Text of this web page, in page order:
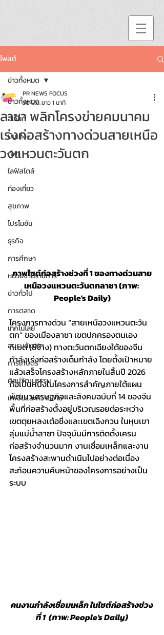
โพสต์
ข่าวทั้งหมด
อีเว้นท์
บันเทิง
กีฬา
ไลฟ์สไตล์
ท่องเที่ยว
สุขภาพ
โปรโมชัน
ธุรกิจ
การศึกษา
หน่วยงานราชการ
ข่าวทั่วไป
การตลาด
เทคโนโลยี
อบรมสัมมนา
การเกษตร
ศิลปวัฒนธรรม
แฟชั่นและความงาม
ข่าวทั้งหมด
ลาซา พลิกโครงข่ายคมนาคม
เร่งก่อสร้างทางด่วนสายเหนือ
วงแหวนตะวันตก
PR NEWS FOCUS
30 มิ.ย.ยาว 1 นาที
ภาพไซต์ก่อสร้างช่วงที่ 1 ของทางด่วนสาย
เหนือวงแหวนตะวันตกลาซา (ภาพ:
People's Daily)
โครงการทางด่วน “สายเหนือวงแหวนตะวัน
ตก” ของเมืองลาซา เขตปกครองตนเอง
ทิเบต (ซีจ้าง) ทางตะวันตกเฉียงใต้ของจีน
กำลังเร่งก่อสร้างเต็มกำลัง โดยตั้งเป้าหมาย
แล้วเสร็จโครงสร้างหลักภายในสิ้นปี 2026
ถือเป็นหนึ่งในโครงการสำคัญภายใต้แผน
พัฒนาเศรษฐกิจและสังคมฉบับที่ 14 ของจีน
พื้นที่ก่อสร้างตั้งอยู่บริเวณรอยต่อระหว่าง
เขตตุยหลงเต๋อชิ่งและเขตเฉิงกวน ในหุบเขา
ลุ่มแม่น้ำลาซา ปัจจุบันมีการติดตั้งเครน
ก่อสร้างจำนวนมาก งานเชื่อมเหล็กและงาน
โครงสร้างสะพานดำเนินไปอย่างต่อเนื่อง
สะท้อนความคืบหน้าของโครงการอย่างเป็น
ระบบ
คนงานกำลังเชื่อมเหล็ก ในไซต์ก่อสร้างช่วง
ที่ 1  (ภาพ: People's Daily)